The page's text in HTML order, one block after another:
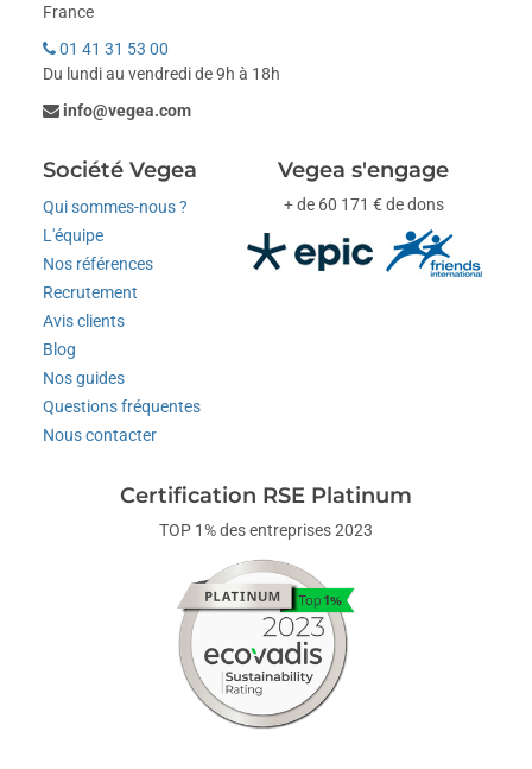
France
01 41 31 53 00
Du lundi au vendredi de 9h à 18h
info@vegea.com
Société Vegea
Qui sommes-nous ?
L'équipe
Nos références
Recrutement
Avis clients
Blog
Nos guides
Questions fréquentes
Nous contacter
Vegea s'engage
+ de 60 171 € de dons
Certification RSE Platinum
TOP 1% des entreprises 2023